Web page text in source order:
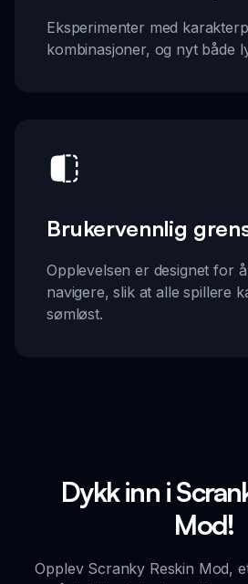
Eksperimenter med
kombinasjoner, og nyt både
Brukervennlig
Opplevelsen er designet for
navigere, slik at alle spillere
sømløst.
Dykk inn i
Mod!
Opplev Scranky Reskin Mod,